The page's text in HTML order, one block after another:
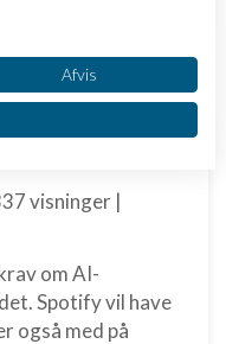
handel
visninger |
om AI-
Spotify vil have
også med på
en
vælge
Afvis